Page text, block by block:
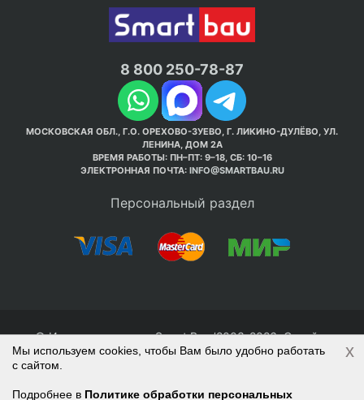
8 800 250-78-87
МОСКОВСКАЯ ОБЛ., Г.О. ОРЕХОВО-ЗУЕВО, Г. ЛИКИНО-ДУЛЁВО, УЛ.
ЛЕНИНА, ДОМ 2А
ВРЕМЯ РАБОТЫ: ПН–ПТ: 9–18, СБ: 10–16
ЭЛЕКТРОННАЯ ПОЧТА: INFO@SMARTBAU.RU
Персональный раздел
© Интернет-магазин Smart Bau ’2003-2026. Стройте
правильно с 1-го раза.
Политика обработки персональных данных
Наверх
Войти Регистрация
Мы используем cookies, чтобы Вам было удобно работать
с сайтом.
Подробнее в Политике обработки персональных
x